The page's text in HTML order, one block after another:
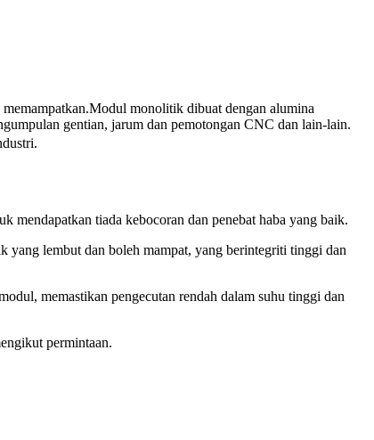
monolitik dibuat dengan alumina
gentian, jarum dan pemotongan CNC dan lain-lain.
mendapatkan tiada kebocoran dan penebat haba yang baik.
yang lembut dan boleh mampat, yang berintegriti tinggi dan
memastikan pengecutan rendah dalam suhu tinggi dan
permintaan.